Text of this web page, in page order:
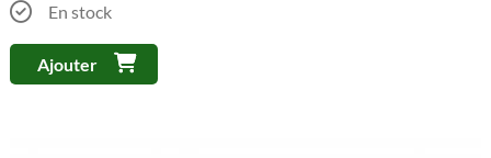
En stock
Ajouter